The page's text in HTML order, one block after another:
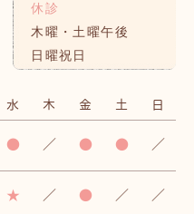
休診
木曜・土曜午後
日曜祝日
水 木 金 土 日
● ／ ● ● ／
★ ／ ● ／ ／